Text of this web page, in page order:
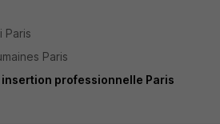
Paris
Paris
insertion professionnelle Paris